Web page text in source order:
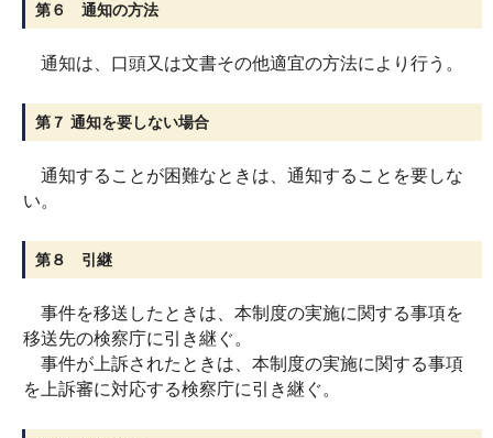
第６ 通知の方法
通知は、口頭又は文書その他適宜の方法により行う。
第７ 通知を要しない場合
通知することが困難なときは、通知することを要しな
い。
第８ 引継
事件を移送したときは、本制度の実施に関する事項を
移送先の検察庁に引き継ぐ。
事件が上訴されたときは、本制度の実施に関する事項
を上訴審に対応する検察庁に引き継ぐ。